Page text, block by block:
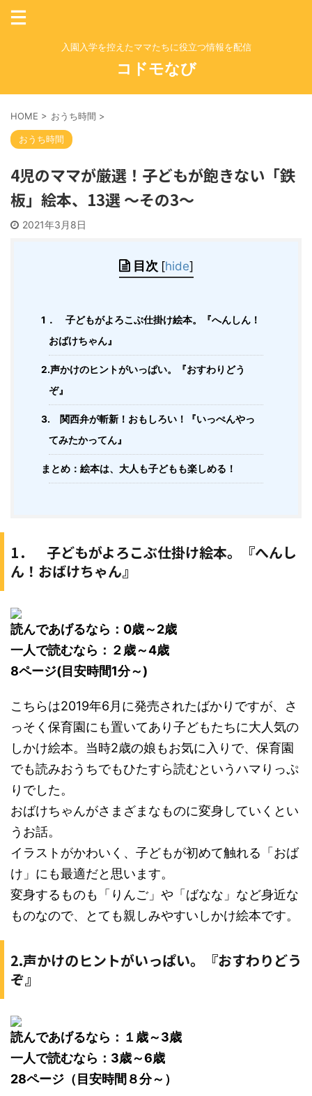
入園入学を控えたママたちに役立つ情報を配信
コドモなび
HOME > おうち時間 >
おうち時間
4児のママが厳選！子どもが飽きない「鉄
板」絵本、13選 ～その3～
2021年3月8日
目次 [hide]
1． 子どもがよろこぶ仕掛け絵本。『へんしん！
おばけちゃん』
2.声かけのヒントがいっぱい。『おすわりどう
ぞ』
3. 関西弁が斬新！おもしろい！『いっぺんやっ
てみたかってん』
まとめ：絵本は、大人も子どもも楽しめる！
1． 子どもがよろこぶ仕掛け絵本。『へんし
ん！おばけちゃん』
読んであげるなら：0歳～2歳
一人で読むなら：２歳～4歳
8ページ(目安時間1分～)
こちらは2019年6月に発売されたばかりですが、さ
っそく保育園にも置いてあり子どもたちに大人気の
しかけ絵本。当時2歳の娘もお気に入りで、保育園
でも読みおうちでもひたすら読むというハマりっぷ
りでした。
おばけちゃんがさまざまなものに変身していくとい
うお話。
イラストがかわいく、子どもが初めて触れる「おば
け」にも最適だと思います。
変身するものも「りんご」や「ばなな」など身近な
ものなので、とても親しみやすいしかけ絵本です。
2.声かけのヒントがいっぱい。『おすわりどう
ぞ』
読んであげるなら：１歳～3歳
一人で読むなら：3歳～6歳
28ページ（目安時間８分～）